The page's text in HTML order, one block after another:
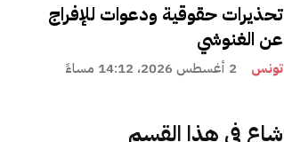
تحذيرات حقوقية ودعوات للإفراج
عن الغنوشي
تونس 2 أغسطس 2026، 14:12 مساءً
شاع في هذا القسم